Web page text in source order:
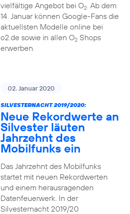
vielfältige Angebot bei O2. Ab dem
14. Januar können Google-Fans die
aktuellsten Modelle online bei
o2.de sowie in allen O2Shops
erwerben.
02. Januar 2020
SILVESTERNACHT 2019/2020:
Neue Rekordwerte an
Silvester läuten
Jahrzehnt des
Mobilfunks ein
Das Jahrzehnt des Mobilfunks
startet mit neuen Rekordwerten
und einem herausragenden
Datenfeuerwerk. In der
Silvesternacht 2019/20